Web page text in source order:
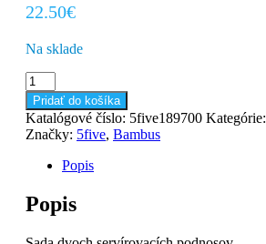
22.50€
Na sklade
množstvo
Sada
dvoch
servírovacích
bambusových
podnosov
Pridať do košíka
Katalógové číslo: 5five189700 Kategórie:
Značky: 5five, Bambus
Popis
Popis